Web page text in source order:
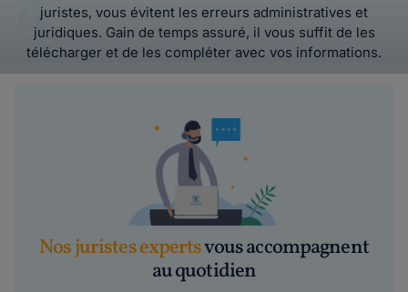
juristes, vous évitent les erreurs administratives et
juridiques. Gain de temps assuré, il vous suffit de les
télécharger et de les compléter avec vos informations.
Nos juristes expertsvous accompagnent
au quotidien